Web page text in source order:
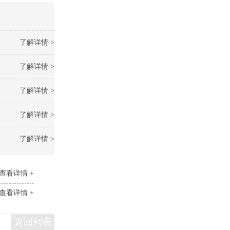
了解详情 >
了解详情 >
了解详情 >
了解详情 >
了解详情 >
看详情 +
看详情 +
返回列表